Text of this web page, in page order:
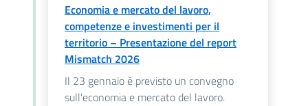
Economia e mercato del lavoro,
competenze e investimenti per il
territorio – Presentazione del report
Mismatch 2026
Il 23 gennaio è previsto un convegno
sull'economia e mercato del lavoro.